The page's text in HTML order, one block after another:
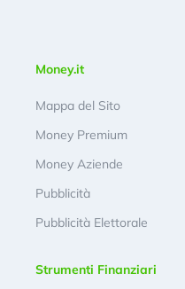
Money.it
Mappa del Sito
Money Premium
Money Aziende
Pubblicità
Pubblicità Elettorale
Strumenti Finanziari